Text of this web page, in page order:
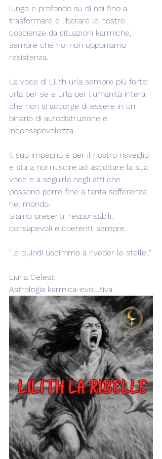
lungo e profondo su di noi fino a
trasformare e liberare le nostre
coscienze da situazioni karmiche,
sempre che noi non opponiamo
resistenza.
La voce di Lilith urla sempre più forte:
urla per se e urla per l'umanità intera
che non si accorge di essere in un
binario di autodistruzione e
inconsapevolezza.
Il suo impegno è per il nostro risveglio
e sta a noi riuscire ad ascoltare la sua
voce e a seguirla negli atti che
possono porre fine a tanta sofferenza
nel mondo.
Siamo presenti, responsabili,
consapevoli e coerenti, sempre.
“..e quindi uscimmo a riveder le stelle..”
Liana Celesti
Astrologia karmica-evolutiva